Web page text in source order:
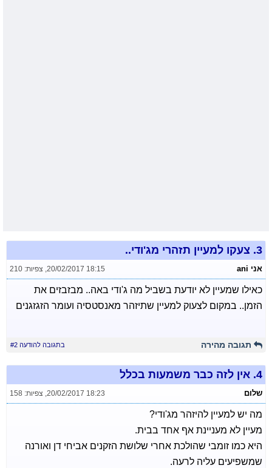
3. צעקו למעיין תזהרי מג'ודי..
אני ani 20/02/2017 18:15
, צפיות: 210
כאילו שמעיין לא יודעת בשביל מה ג'ודי באה.. מבזבזים את
הזמן.. במקום לצעוק למעיין שתיזהר מאנסטסיה ועומר הזגזגנים
תגובה מהירה בתגובה להודעה #2
4. אין לזה כבר משמעות בכלל
שלום 20/02/2017 18:23
, צפיות: 158
מה יש למעיין להיזהר מג'ודי?
מעיין לא מעניינת אף אחד בבית.
היא כמו זומבי שהולכת אחרי שלושת הזקנים אביחי דן ואורנה
שמשפיעים עליה לרעה.